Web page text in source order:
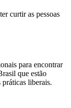
curtir as pessoas
para encontrar
que estão
liberais.